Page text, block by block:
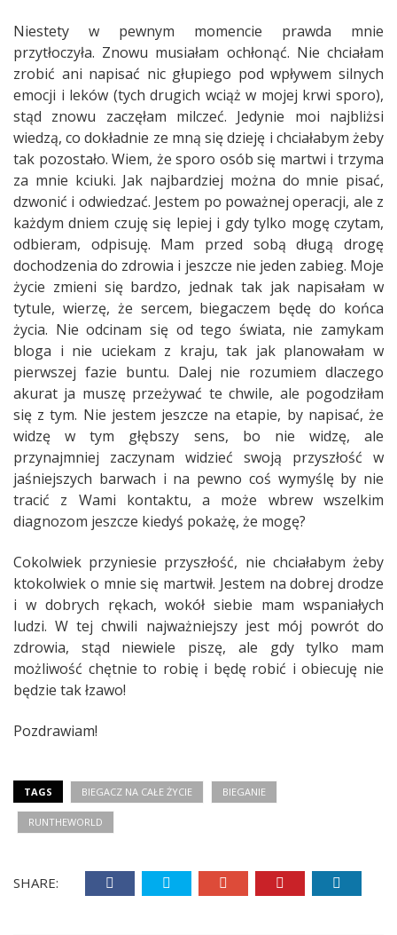
Niestety w pewnym momencie prawda mnie
przytłoczyła. Znowu musiałam ochłonąć. Nie chciałam
zrobić ani napisać nic głupiego pod wpływem silnych
emocji i leków (tych drugich wciąż w mojej krwi sporo),
stąd znowu zaczęłam milczeć. Jedynie moi najbliżsi
wiedzą, co dokładnie ze mną się dzieję i chciałabym żeby
tak pozostało. Wiem, że sporo osób się martwi i trzyma
za mnie kciuki. Jak najbardziej można do mnie pisać,
dzwonić i odwiedzać. Jestem po poważnej operacji, ale z
każdym dniem czuję się lepiej i gdy tylko mogę czytam,
odbieram, odpisuję. Mam przed sobą długą drogę
dochodzenia do zdrowia i jeszcze nie jeden zabieg. Moje
życie zmieni się bardzo, jednak tak jak napisałam w
tytule, wierzę, że sercem, biegaczem będę do końca
życia. Nie odcinam się od tego świata, nie zamykam
bloga i nie uciekam z kraju, tak jak planowałam w
pierwszej fazie buntu. Dalej nie rozumiem dlaczego
akurat ja muszę przeżywać te chwile, ale pogodziłam
się z tym. Nie jestem jeszcze na etapie, by napisać, że
widzę w tym głębszy sens, bo nie widzę, ale
przynajmniej zaczynam widzieć swoją przyszłość w
jaśniejszych barwach i na pewno coś wymyślę by nie
tracić z Wami kontaktu, a może wbrew wszelkim
diagnozom jeszcze kiedyś pokażę, że mogę?
Cokolwiek przyniesie przyszłość, nie chciałabym żeby
ktokolwiek o mnie się martwił. Jestem na dobrej drodze
i w dobrych rękach, wokół siebie mam wspaniałych
ludzi. W tej chwili najważniejszy jest mój powrót do
zdrowia, stąd niewiele piszę, ale gdy tylko mam
możliwość chętnie to robię i będę robić i obiecuję nie
będzie tak łzawo!
Pozdrawiam!
TAGS BIEGACZ NA CAŁE ŻYCIE BIEGANIE
RUNTHEWORLD
SHARE: